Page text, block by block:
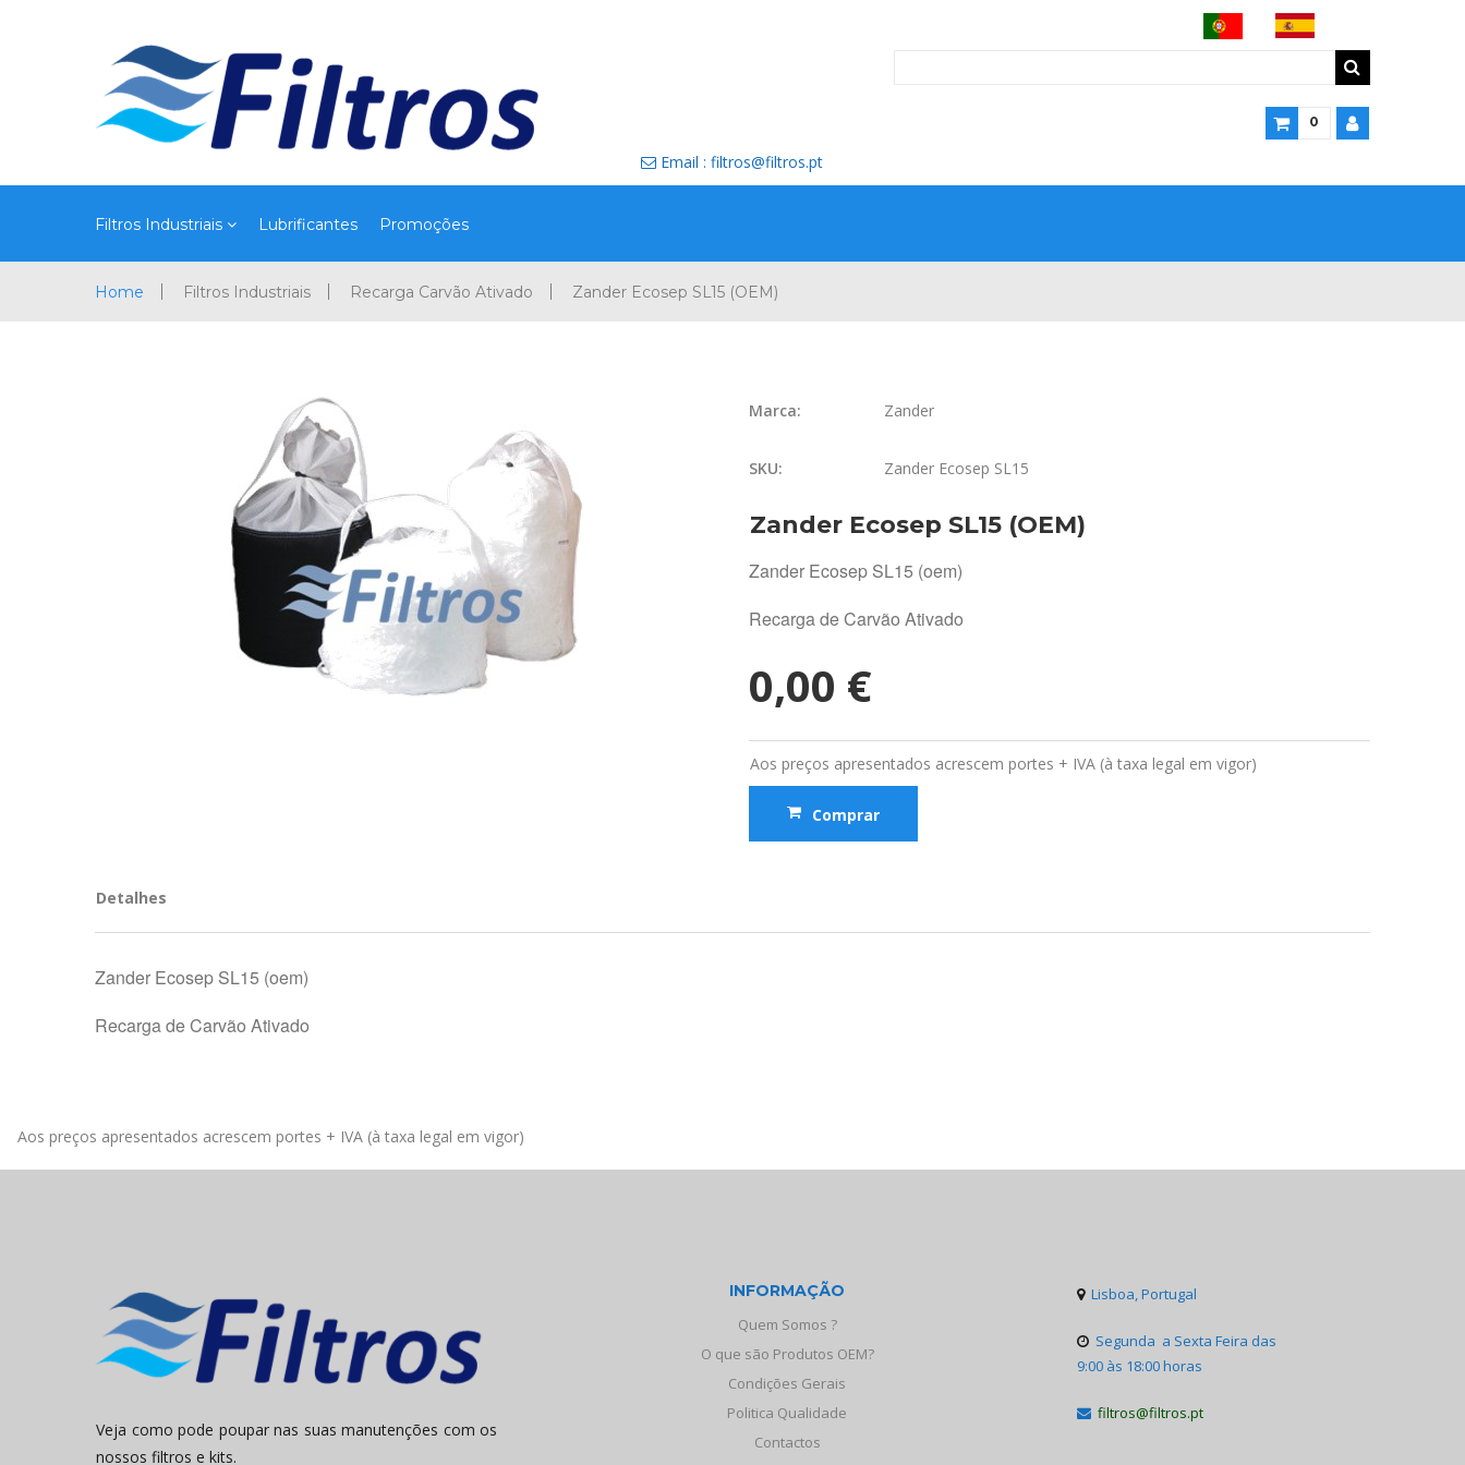
0
 Email : filtros@filtros.pt
Filtros Industriais Lubrificantes Promoções
Home Filtros Industriais Recarga Carvão Ativado Zander Ecosep SL15 (OEM)
Marca: Zander
SKU: Zander Ecosep SL15
Zander Ecosep SL15 (OEM)
Zander Ecosep SL15 (oem)
Recarga de Carvão Ativado
0,00 €
Aos preços apresentados acrescem portes + IVA (à taxa legal em vigor)
Comprar
Detalhes
Zander Ecosep SL15 (oem)
Recarga de Carvão Ativado
Aos preços apresentados acrescem portes + IVA (à taxa legal em vigor)
Veja como pode poupar nas suas manutenções com os
nossos filtros e kits.
INFORMAÇÃO
Quem Somos ?
O que são Produtos OEM?
Condições Gerais
Politica Qualidade
Contactos
 Lisboa, Portugal
 Segunda a Sexta Feira das
9:00 às 18:00 horas
 filtros@filtros.pt